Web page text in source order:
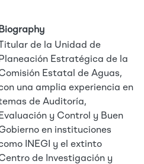
Titular de la Unidad de
Planeación Estratégica de la
Estatal de Aguas,
una amplia experiencia en
de Auditoría,
Evaluación y Control y Buen
en instituciones
INEGI y el extinto
de Investigación y